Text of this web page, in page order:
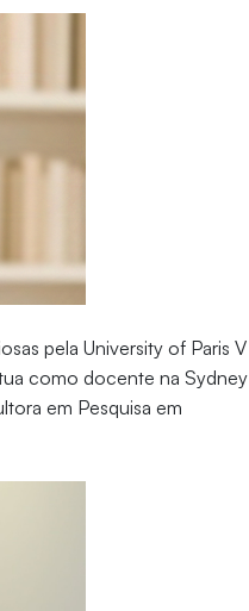
pela University of Paris V
como docente na Sydney
em Pesquisa em